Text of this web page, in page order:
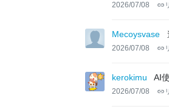
2026/07/08
Mecoysvase
2026/07/08
kerokimu AI
2026/07/08